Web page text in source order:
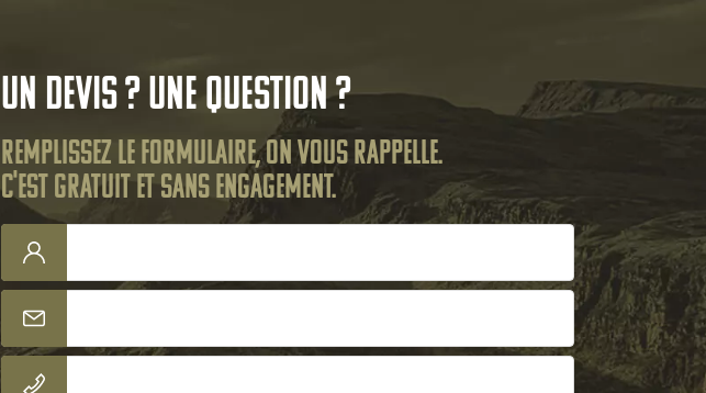
Un devis ? Une question ?
Remplissez le formulaire, on vous rappelle.
C'est gratuit et sans engagement.